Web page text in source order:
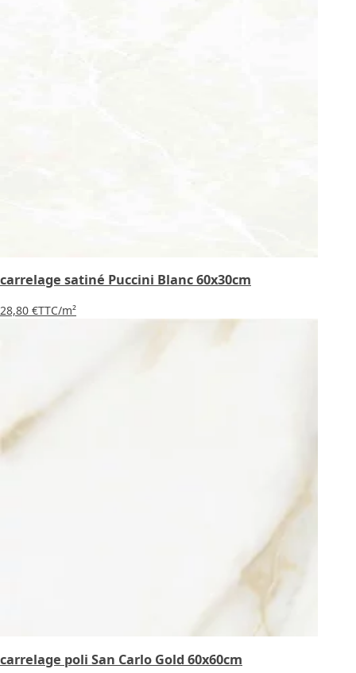
carrelage satiné Puccini Blanc 60x30cm
28,80 €TTC/m²
carrelage poli San Carlo Gold 60x60cm